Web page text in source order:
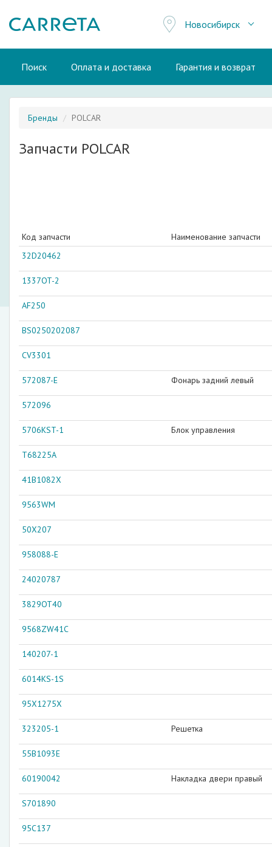
Новосибирск
Поиск Оплата и доставка Гарантия и возврат
Бренды POLCAR
Запчасти POLCAR
Код запчасти
Наименование запчасти
32D20462
1337OT-2
AF250
BS0250202087
CV3301
572087-E Фонарь задний левый
572096
5706KST-1 Блок управления
T68225A
41B1082X
9563WM
50X207
958088-E
24020787
3829OT40
9568ZW41C
140207-1
6014KS-1S
95X1275X
323205-1 Решетка
55B1093E
60190042 Накладка двери правый
S701890
95C137